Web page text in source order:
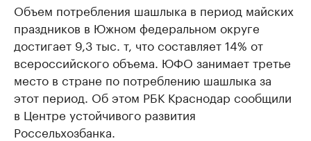
Объем потребления шашлыка в период майских
праздников в Южном федеральном округе
достигает 9,3 тыс. т, что составляет 14% от
всероссийского объема. ЮФО занимает третье
место в стране по потреблению шашлыка за
этот период. Об этом РБК Краснодар сообщили
в Центре устойчивого развития
Россельхозбанка.